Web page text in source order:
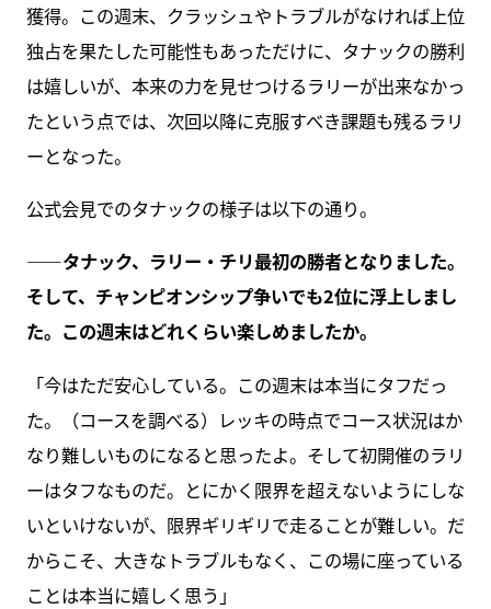
獲得。この週末、クラッシュやトラブルがなければ上位
独占を果たした可能性もあっただけに、タナックの勝利
は嬉しいが、本来の力を見せつけるラリーが出来なかっ
たという点では、次回以降に克服すべき課題も残るラリ
ーとなった。
公式会見でのタナックの様子は以下の通り。
――タナック、ラリー・チリ最初の勝者となりました。
そして、チャンピオンシップ争いでも2位に浮上しまし
た。この週末はどれくらい楽しめましたか。
「今はただ安心している。この週末は本当にタフだっ
た。（コースを調べる）レッキの時点でコース状況はか
なり難しいものになると思ったよ。そして初開催のラリ
ーはタフなものだ。とにかく限界を超えないようにしな
いといけないが、限界ギリギリで走ることが難しい。だ
からこそ、大きなトラブルもなく、この場に座っている
ことは本当に嬉しく思う」